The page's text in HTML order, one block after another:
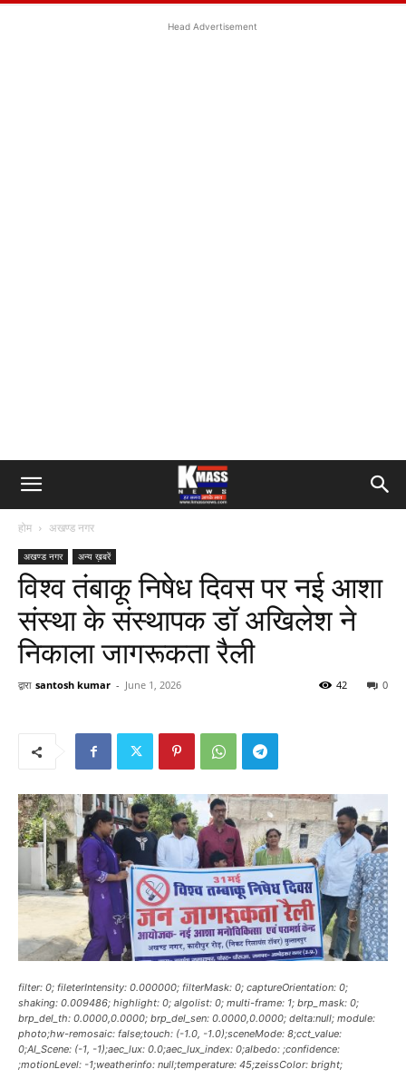
Head Advertisement
होम अखण्ड नगर
अखण्ड नगर अन्य ख़बरें
विश्व तंबाकू निषेध दिवस पर न‌‌‌ई आशा
संस्था के संस्थापक डॉ अखिलेश ने
निकाला जागरूकता रैली
द्वारा santosh kumar - June 1, 2026 0
42
filter: 0; fileterIntensity: 0.000000; filterMask: 0; captureOrientation: 0;
shaking: 0.009486; highlight: 0; algolist: 0; multi-frame: 1; brp_mask: 0;
brp_del_th: 0.0000,0.0000; brp_del_sen: 0.0000,0.0000; delta:null; module:
photo;hw-remosaic: false;touch: (-1.0, -1.0);sceneMode: 8;cct_value:
0;AI_Scene: (-1, -1);aec_lux: 0.0;aec_lux_index: 0;albedo: ;confidence:
;motionLevel: -1;weatherinfo: null;temperature: 45;zeissColor: bright;